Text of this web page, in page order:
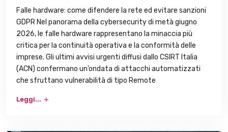
Falle hardware: come difendere la rete ed evitare sanzioni
GDPR Nel panorama della cybersecurity di metà giugno
2026, le falle hardware rappresentano la minaccia più
critica per la continuità operativa e la conformità delle
imprese. Gli ultimi avvisi urgenti diffusi dallo CSIRT Italia
(ACN) confermano un’ondata di attacchi automatizzati
che sfruttano vulnerabilità di tipo Remote
Leggi...